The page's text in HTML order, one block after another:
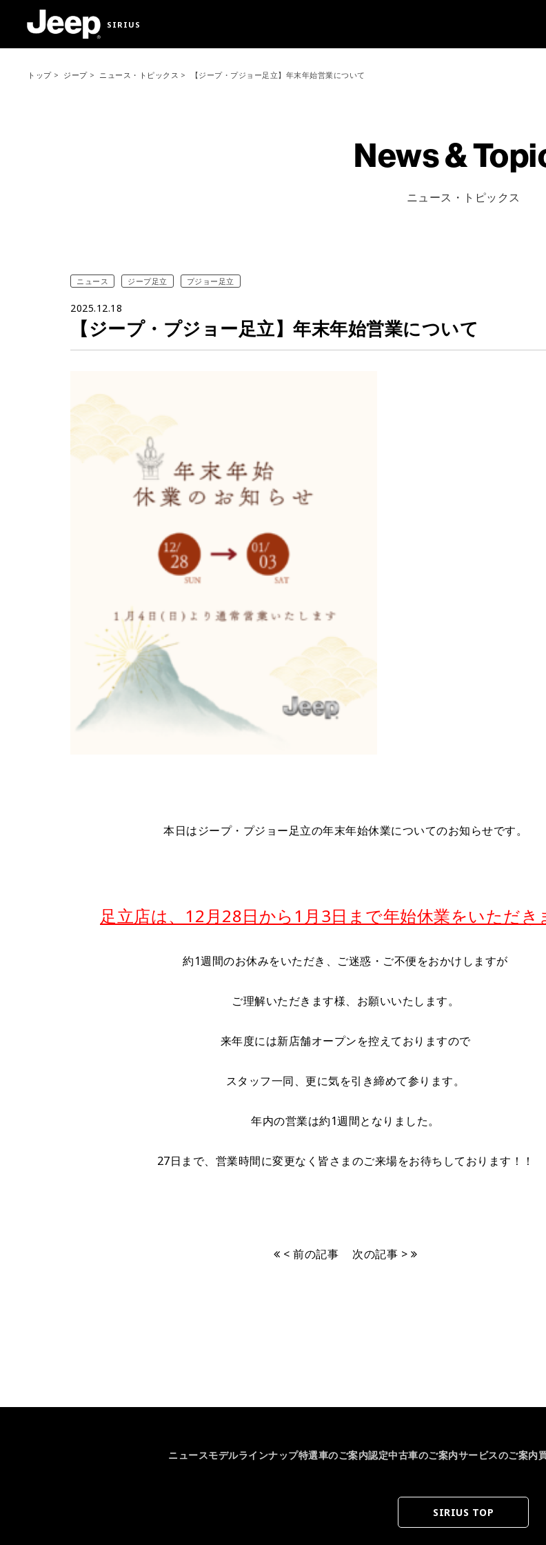
SIRIUS
トップ ジープ ニュース・トピックス 【ジープ・プジョー足立】年末年始営業について
News &
ニュース・トピックス
ニュース ジープ足立 プジョー足立
2025.12.18
【ジープ・プジョー足立】年末年始営業について
本日はジープ・プジョー足立の年末年始休業についてのお知らせです。
足立店は、12月28日から1月3日まで年始休業をいただき
約1週間のお休みをいただき、ご迷惑・ご不便をおかけしますが
ご理解いただきます様、お願いいたします。
来年度には新店舗オープンを控えておりますので
スタッフ一同、更に気を引き締めて参ります。
年内の営業は約1週間となりました。
27日まで、営業時間に変更なく皆さまのご来場をお待ちしております！！
< 前の記事 次の記事 >
ニュースモデルラインナップ特選車のご案内認定中古車のご案内サービスのご案内
SIRIUS TOP